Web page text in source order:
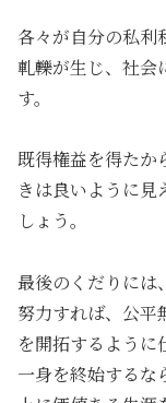
各々が自分の私利
軋轢が生じ、社会
す。
既得権益を得たか
きは良いように見
しょう。
最後のくだりには
努力すれば、公平
を開拓するように
一身を終始するな